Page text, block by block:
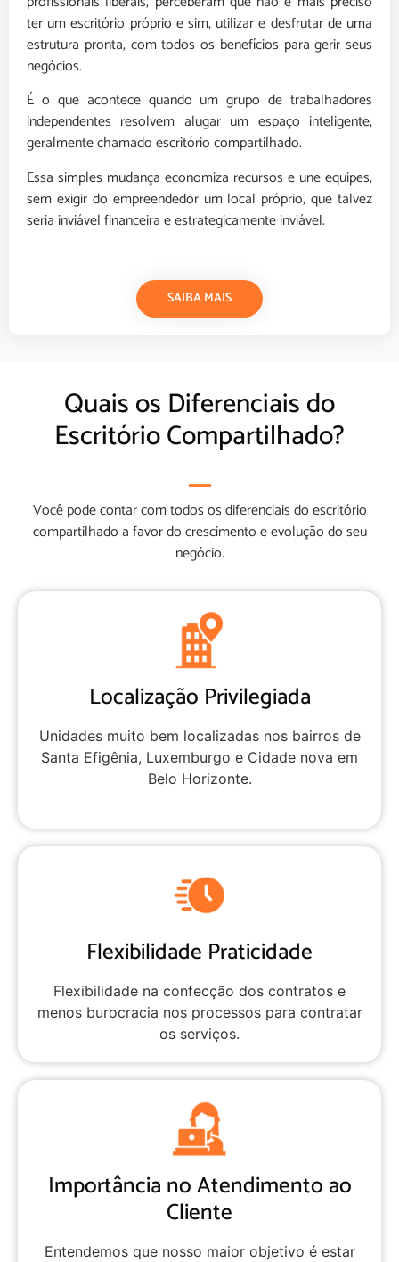
ter um escritório próprio e sim, utilizar e desfrutar de uma
estrutura pronta, com todos os benefícios para gerir seus
negócios.
É o que acontece quando um grupo de trabalhadores
independentes resolvem alugar um espaço inteligente,
geralmente chamado escritório compartilhado.
Essa simples mudança economiza recursos e une equipes,
sem exigir do empreendedor um local próprio, que talvez
seria inviável financeira e estrategicamente inviável.
SAIBA MAIS
Quais os Diferenciais do
Escritório Compartilhado?
Você pode contar com todos os diferenciais do escritório
compartilhado a favor do crescimento e evolução do seu
negócio.
Localização Privilegiada
Unidades muito bem localizadas nos bairros de
Santa Efigênia, Luxemburgo e Cidade nova em
Belo Horizonte.
Flexibilidade Praticidade
Flexibilidade na confecção dos contratos e
menos burocracia nos processos para contratar
os serviços.
Importância no Atendimento ao
Cliente
Entendemos que nosso maior objetivo é estar